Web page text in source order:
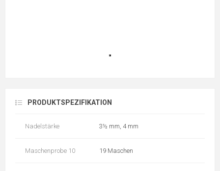
PRODUKTSPEZIFIKATION
Nadelstärke 3½ mm, 4 mm
Maschenprobe 10 19 Maschen